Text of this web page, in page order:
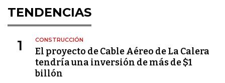
TENDENCIAS
1 CONSTRUCCIÓN
El proyecto de Cable Aéreo de La Calera
tendría una inversión de más de $1
billón